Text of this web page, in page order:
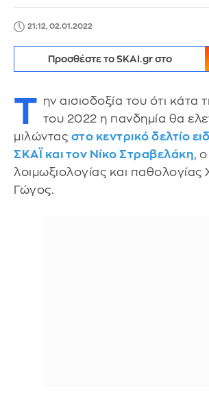
21:12, 02.01.2022
Προσθέστε το SKAI.gr στο
Τ ην αισιοδοξία του ότι κάτα
του 2022 η πανδημία θα
μιλώντας στο κεντρικό δελτίο
ΣΚΑΪ και τον Νίκο Στραβελάκη,
λοιμωξιολογίας και
Γώγος.